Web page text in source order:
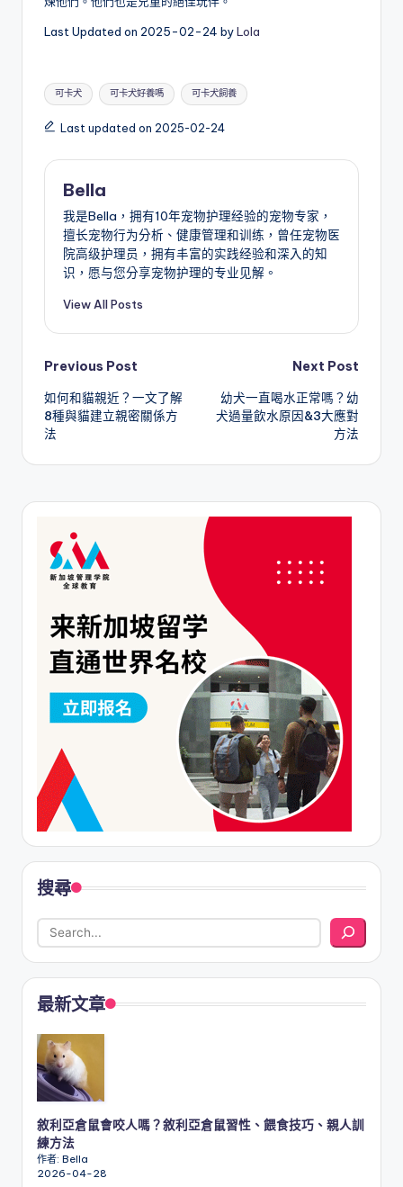
Last Updated on 2025-02-24 byLola
Tags:
可卡犬 可卡犬好養嗎 可卡犬飼養
Last updated on 2025-02-24
Bella
我是Bella，拥有10年宠物护理经验的宠物专家，
擅长宠物行为分析、健康管理和训练，曾任宠物医
院高级护理员，拥有丰富的实践经验和深入的知
识，愿与您分享宠物护理的专业见解。
View All Posts
Post
navigation
Previous Post
如何和貓親近？一文了解
8種與貓建立親密關係方
法
Next Post
幼犬一直喝水正常嗎？幼
犬過量飲水原因&3大應對
方法
搜尋
最新文章
敘利亞倉鼠會咬人嗎？敘利亞倉鼠習性、餵食技巧、親人訓
練方法
作者: Bella
2026-04-28